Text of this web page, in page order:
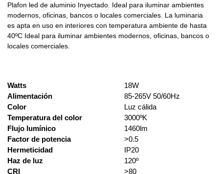
Plafon led de aluminio Inyectado. Ideal para iluminar ambientes
modernos, oficinas, bancos o locales comerciales. La luminaria
es apta en uso en interiores con temperatura ambiente de hasta
40ºC Ideal para iluminar ambientes modernos, oficinas, bancos o
locales comerciales.
Watts
18W
Alimentación
85-265V 50/60Hz
Color
Luz cálida
Temperatura del color
3000ºK
Flujo lumínico
1460lm
Factor de potencia
>0.5
Hermeticidad
IP20
Haz de luz
120º
CRI
>80